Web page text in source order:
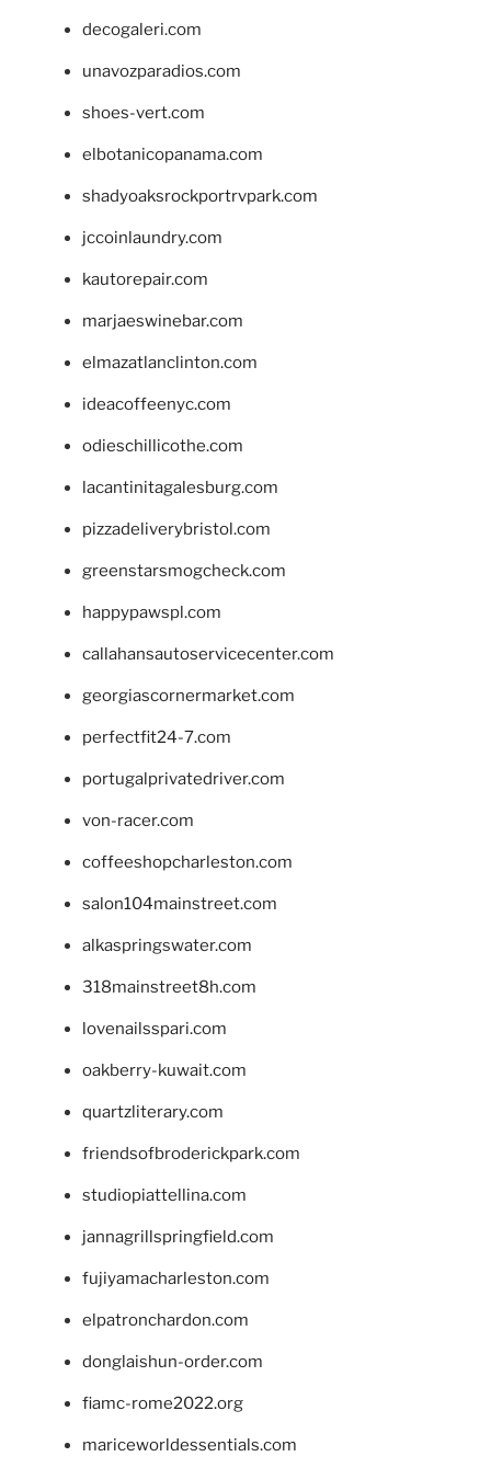
decogaleri.com
unavozparadios.com
shoes-vert.com
elbotanicopanama.com
shadyoaksrockportrvpark.com
jccoinlaundry.com
kautorepair.com
marjaeswinebar.com
elmazatlanclinton.com
ideacoffeenyc.com
odieschillicothe.com
lacantinitagalesburg.com
pizzadeliverybristol.com
greenstarsmogcheck.com
happypawspl.com
callahansautoservicecenter.com
georgiascornermarket.com
perfectfit24-7.com
portugalprivatedriver.com
von-racer.com
coffeeshopcharleston.com
salon104mainstreet.com
alkaspringswater.com
318mainstreet8h.com
lovenailsspari.com
oakberry-kuwait.com
quartzliterary.com
friendsofbroderickpark.com
studiopiattellina.com
jannagrillspringfield.com
fujiyamacharleston.com
elpatronchardon.com
donglaishun-order.com
fiamc-rome2022.org
mariceworldessentials.com